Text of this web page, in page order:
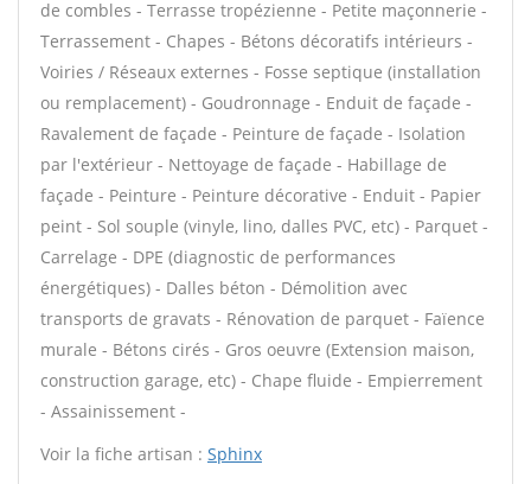
de combles - Terrasse tropézienne - Petite maçonnerie -
Terrassement - Chapes - Bétons décoratifs intérieurs -
Voiries / Réseaux externes - Fosse septique (installation
ou remplacement) - Goudronnage - Enduit de façade -
Ravalement de façade - Peinture de façade - Isolation
par l'extérieur - Nettoyage de façade - Habillage de
façade - Peinture - Peinture décorative - Enduit - Papier
peint - Sol souple (vinyle, lino, dalles PVC, etc) - Parquet -
Carrelage - DPE (diagnostic de performances
énergétiques) - Dalles béton - Démolition avec
transports de gravats - Rénovation de parquet - Faïence
murale - Bétons cirés - Gros oeuvre (Extension maison,
construction garage, etc) - Chape fluide - Empierrement
- Assainissement -
Voir la fiche artisan : Sphinx